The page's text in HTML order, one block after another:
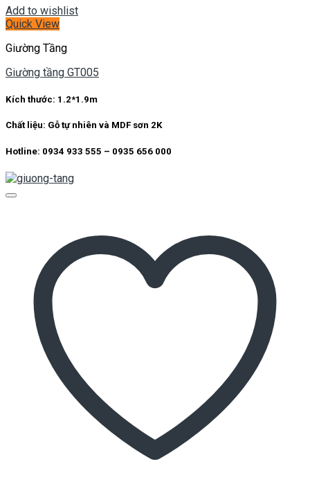
Add to wishlist
Quick View
Giường Tầng
Giường tầng GT003
Kích thước: 1.2*1.9m
Gỗ tự nhiên và MDF sơn 2K
Hotline: 0934 933 555 – 0935 656 000